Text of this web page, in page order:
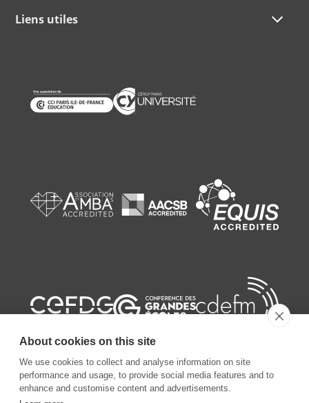
Liens utiles
About cookies on this site
We use cookies to collect and analyse information on site
performance and usage, to provide social media features and to
enhance and customise content and advertisements.